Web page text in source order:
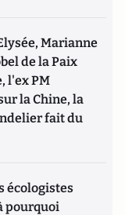
Marianne
de la Paix
l'ex PM
la Chine, la
fait du
écologistes
pourquoi